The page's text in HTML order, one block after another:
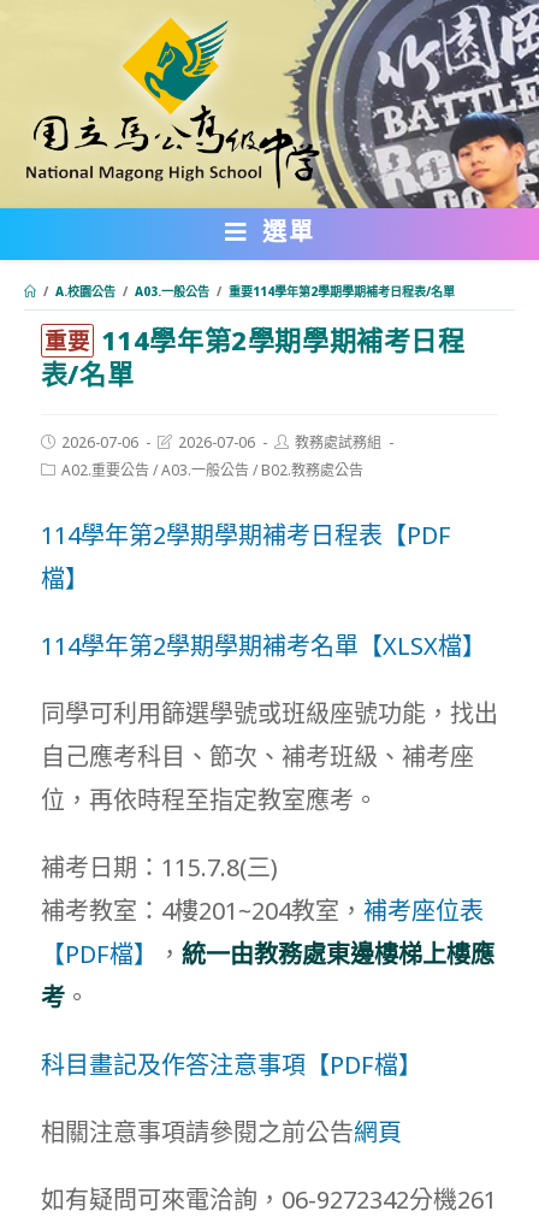
內
選單
/ A.校園公告 / A03.一般公告 / 重要114學年第2學期學期補考日程表/名單
重要 114學年第2學期學期補考日程
表/名單
Post
published:
2026-07-06
Post
modified:
2026-07-06
Post
author:
教務處試務組
PostA02.重要公告/A03.一般公告/ B02.教務處公告
114學年第2學期學期補考日程表【PDF
檔】
114學年第2學期學期補考名單【XLSX檔】
同學可利用篩選學號或班級座號功能，找出
自己應考科目、節次、補考班級、補考座
位，再依時程至指定教室應考。
補考日期：115.7.8(三)
補考教室：4樓201~204教室， 補考座位表
【PDF檔】
， 統一由教務處東邊樓梯上樓應
考。
科目畫記及作答注意事項【PDF檔】
相關注意事項請參閱之前公告網頁
如有疑問可來電洽詢，06-9272342分機261